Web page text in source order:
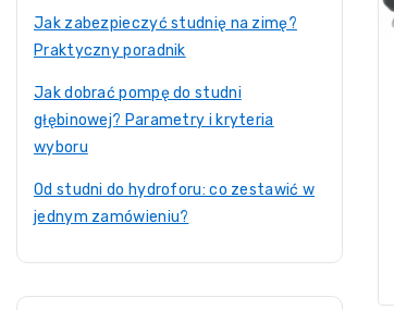
Jak zabezpieczyć studnię na zimę?
Praktyczny poradnik
Jak dobrać pompę do studni
głębinowej? Parametry i kryteria
wyboru
Od studni do hydroforu: co zestawić w
jednym zamówieniu?